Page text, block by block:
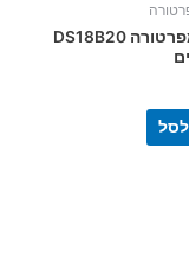
חיישן טמפרטורה DS18B20